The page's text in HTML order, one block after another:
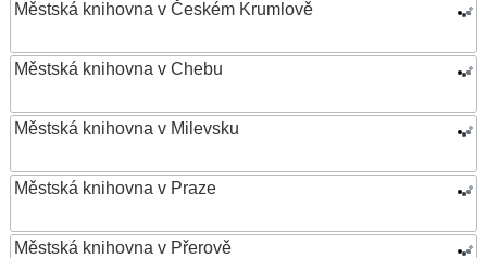
Městská knihovna v Českém Krumlově
Městská knihovna v Chebu
Městská knihovna v Milevsku
Městská knihovna v Praze
Městská knihovna v Přerově